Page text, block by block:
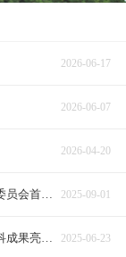
2026-06-17
2026-06-07
2026-04-20
2025-09-01
盛夏聚贤，共谋新篇——绍兴市精神心理护理专业委员会首届学术会议成功举办
2025-06-23
绍兴七院叙事护理惊艳国际舞台！我院精神护理学科成果亮相ICN国际护士大会